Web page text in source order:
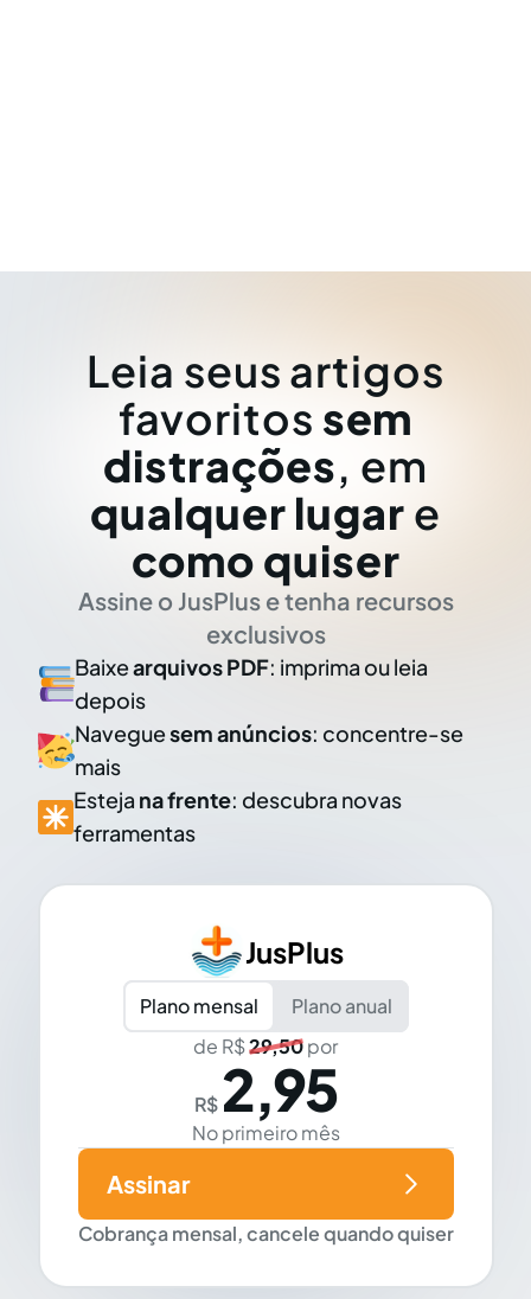
Leia seus artigos
favoritos sem
distrações, em
qualquer lugar e
como quiser
Assine o JusPlus e tenha recursos
exclusivos
Baixearquivos PDF: imprima ou leia
depois
Naveguesem anúncios: concentre-se
mais
Esteja na frente: descubra novas
ferramentas
JusPlus
Plano mensal
Plano anual
de R$29,50por
R$ 2,95
No primeiro mês
Cobrança mensal, cancele quando quiser
Assinar